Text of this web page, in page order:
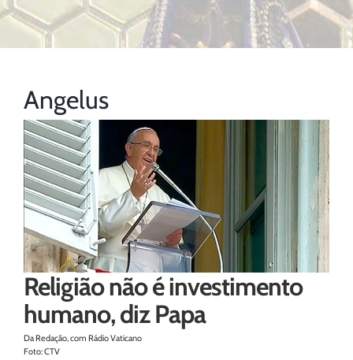
Angelus
Religião não é investimento
humano, diz Papa
Da Redação, com Rádio Vaticano
Foto: CTV